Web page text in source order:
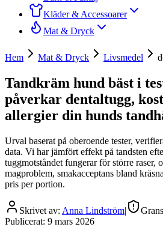
Kläder & Accessoarer
Mat & Dryck
Hem Mat & Dryck Livsmedel
Tandkräm hund bäst i
påverkar dentaltugg,
allergier din hunds
Urval baserat på oberoende tester,
data. Vi har jämfört effekt på tandsten
tuggmotståndet fungerar för större raser,
magproblem, smakacceptans bland
pris per portion.
Skrivet av: Anna Lindström|
Publicerat: 9 mars 2026